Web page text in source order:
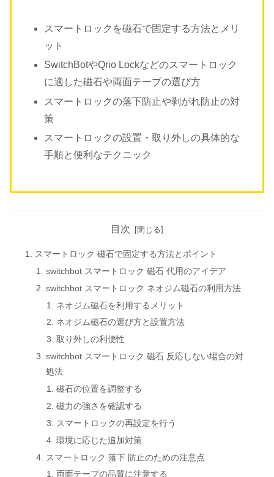
スマートロックを磁石で固定する方法とメリ
ット
SwitchBotやQrio Lockなどのスマートロック
に適した磁石や両面テープの選び方
スマートロックの落下防止や剥がれ防止の対
策
スマートロックの設置・取り外しの具体的な
手順と便利なテクニック
目次
スマートロック 磁石で固定する方法とポイント
switchbot スマートロック 磁石 代用のアイデア
switchbot スマートロック ネオジム磁石の利用方法
ネオジム磁石を利用するメリット
ネオジム磁石の選び方と設置方法
取り外しの利便性
switchbot スマートロック 磁石 反応しない場合の対
処法
磁石の位置を調整する
磁力の強さを確認する
スマートロックの再設定を行う
環境に応じた追加対策
スマートロック 落下 防止のための注意点
両面テープの品質に注意する